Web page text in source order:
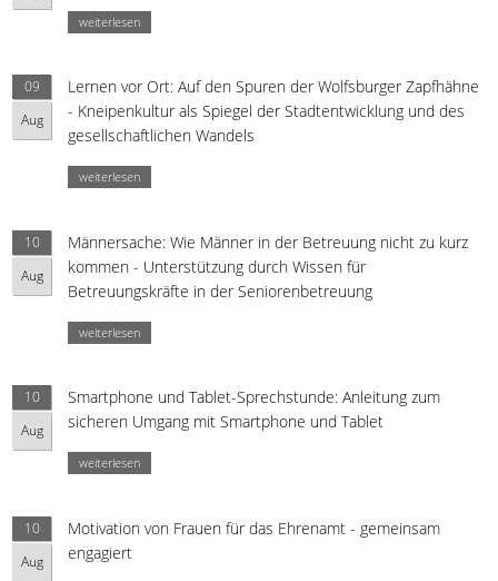
weiterlesen
09
Aug
Lernen vor Ort: Auf den Spuren der Wolfsburger Zapfhähne
- Kneipenkultur als Spiegel der Stadtentwicklung und des
gesellschaftlichen Wandels
weiterlesen
10
Aug
Männersache: Wie Männer in der Betreuung nicht zu kurz
kommen - Unterstützung durch Wissen für
Betreuungskräfte in der Seniorenbetreuung
weiterlesen
10
Aug
Smartphone und Tablet-Sprechstunde: Anleitung zum
sicheren Umgang mit Smartphone und Tablet
weiterlesen
10
Aug
Motivation von Frauen für das Ehrenamt - gemeinsam
engagiert